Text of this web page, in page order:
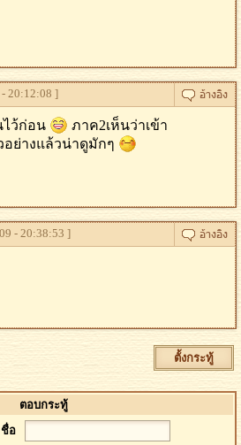
20:12:08 ]
ไว้ก่อน
ภาค2เห็นว่าเข้า
ย่างแล้วน่าดูมักๆ
- 20:38:53 ]
ตั้งกระทู้
ตอบกระทู้
ชื่อ